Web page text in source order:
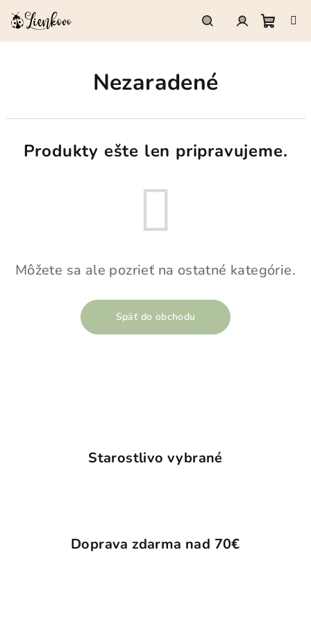
HľadaťPrihlásenie
Nezaradené
Produkty ešte len pripravujeme.
Môžete sa ale pozrieť na ostatné kategórie.
Späť do obchodu
Starostlivo vybrané
Doprava zdarma nad 70€